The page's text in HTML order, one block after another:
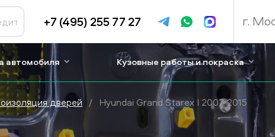
+7 (495) 255 77 27 г.
автомобиля Кузовные работы и покраска
дверей / Hyundai Grand Starex I 2007-2015